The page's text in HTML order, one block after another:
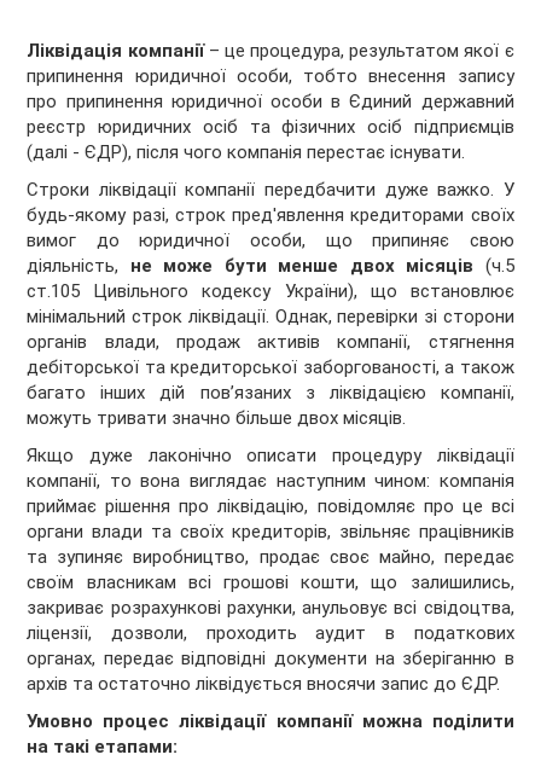
Ліквідація компанії – це процедура, результатом якої є
припинення юридичної особи, тобто внесення запису
про припинення юридичної особи в Єдиний державний
реєстр юридичних осіб та фізичних осіб підприємців
(далі - ЄДР), після чого компанія перестає існувати.
Строки ліквідації компанії передбачити дуже важко. У
будь-якому разі, строк пред'явлення кредиторами своїх
вимог до юридичної особи, що припиняє свою
діяльність, не може бути менше двох місяців (ч.5
ст.105 Цивільного кодексу України), що встановлює
мінімальний строк ліквідації. Однак, перевірки зі сторони
органів влади, продаж активів компанії, стягнення
дебіторської та кредиторської заборгованості, а також
багато інших дій пов’язаних з ліквідацією компанії,
можуть тривати значно більше двох місяців.
Якщо дуже лаконічно описати процедуру ліквідації
компанії, то вона виглядає наступним чином: компанія
приймає рішення про ліквідацію, повідомляє про це всі
органи влади та своїх кредиторів, звільняє працівників
та зупиняє виробництво, продає своє майно, передає
своїм власникам всі грошові кошти, що залишились,
закриває розрахункові рахунки, анульовує всі свідоцтва,
ліцензії, дозволи, проходить аудит в податкових
органах, передає відповідні документи на зберіганню в
архів та остаточно ліквідується вносячи запис до ЄДР.
Умовно процес ліквідації компанії можна поділити
на такі етапами: